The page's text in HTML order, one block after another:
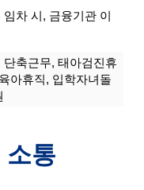
차 시, 금융기관 이
단축근무, 태아검진휴
아휴직, 입학자녀돌
소통